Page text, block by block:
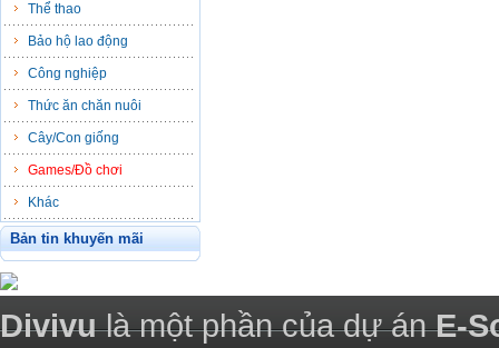
Thể thao
Bảo hộ lao động
Công nghiệp
Thức ăn chăn nuôi
Cây/Con giống
Games/Đồ chơi
Khác
Bản tin khuyến mãi
Divivulà một phần của dự ánE-